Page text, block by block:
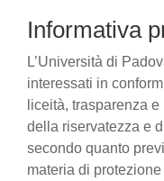
Informativa
L’Università di
interessati in
liceità, trasparenza
della riservatezza e
secondo quanto
materia di